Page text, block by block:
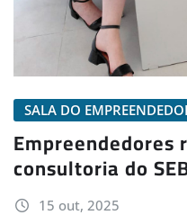
SALA DO
Empreendedores
consultoria do
15 out, 2025